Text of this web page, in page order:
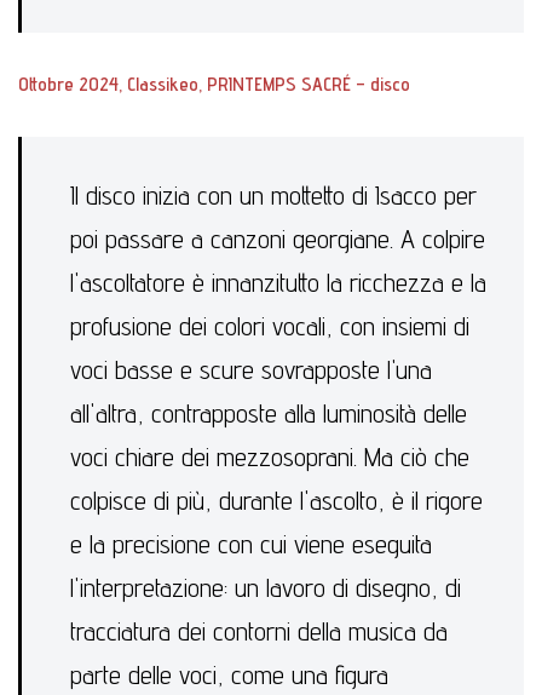
Ottobre 2024 , Classikeo, PRINTEMPS SACRÉ – disco
Il disco inizia con un mottetto di Isacco per
poi passare a canzoni georgiane. A colpire
l'ascoltatore è innanzitutto la ricchezza e la
profusione dei colori vocali, con insiemi di
voci basse e scure sovrapposte l'una
all'altra, contrapposte alla luminosità delle
voci chiare dei mezzosoprani. Ma ciò che
colpisce di più, durante l'ascolto, è il rigore
e la precisione con cui viene eseguita
l'interpretazione: un lavoro di disegno, di
tracciatura dei contorni della musica da
parte delle voci, come una figura